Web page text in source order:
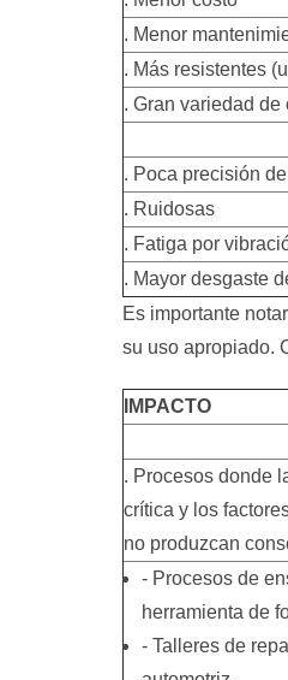
. Menor
. Más resistentes
. Gran variedad de
. Poca precisión
. Ruidosas
. Fatiga por
. Mayor desgaste
Es importante
su uso apropiado.
IMPACTO
. Procesos donde
crítica y los
no produzcan
- Procesos de
herramienta de
- Talleres de